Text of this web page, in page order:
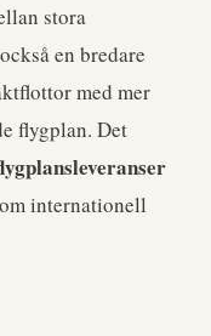
stora
en bredare
med mer
flygplan. Det
internationell